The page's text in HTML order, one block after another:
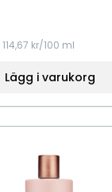
114,67 kr/100 ml
Lägg i varukorg